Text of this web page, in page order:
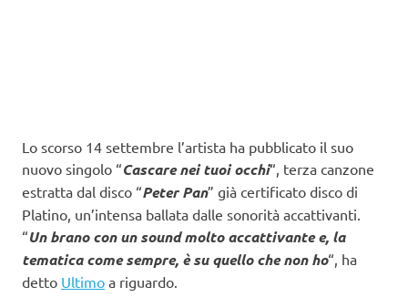
Lo scorso 14 settembre l’artista ha pubblicato il suo
nuovo singolo “Cascare nei tuoi occhi“, terza canzone
estratta dal disco “Peter Pan” già certificato disco di
Platino, un’intensa ballata dalle sonorità accattivanti.
“Un brano con un sound molto accattivante e, la
tematica come sempre, è su quello che non ho“, ha
detto Ultimo a riguardo.